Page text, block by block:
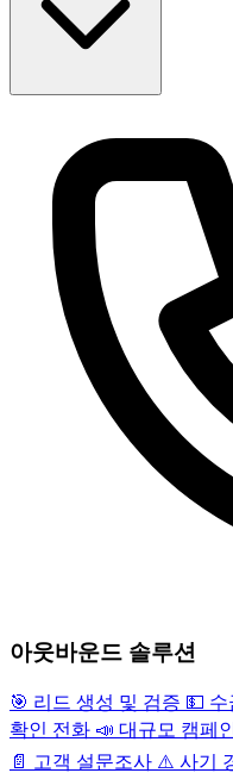
아웃바운드 솔루션
🎯 리드 생성 및 검증 💵 수
확인 전화 📣 대규모 캠페
📄
고객 설문조사 ⚠️ 사기